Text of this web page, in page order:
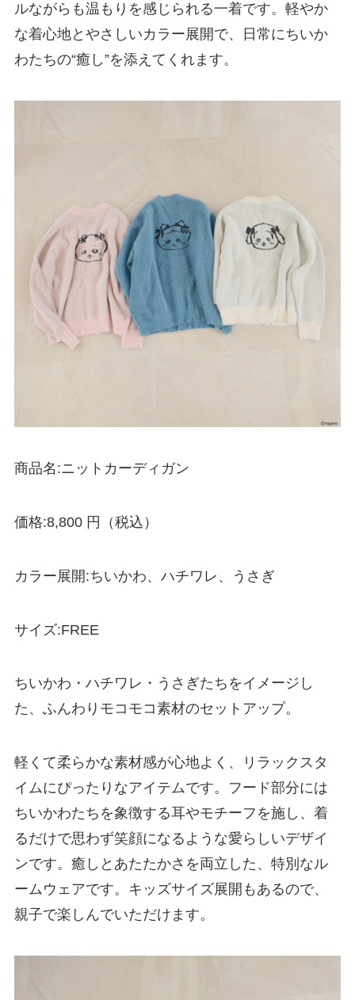
ルながらも温もりを感じられる一着です。軽やか
な着心地とやさしいカラー展開で、日常にちいか
わたちの“癒し”を添えてくれます。
商品名:ニットカーディガン
価格:8,800 円（税込）
カラー展開:ちいかわ、ハチワレ、うさぎ
サイズ:FREE
ちいかわ・ハチワレ・うさぎたちをイメージし
た、ふんわりモコモコ素材のセットアップ。
軽くて柔らかな素材感が心地よく、リラックスタ
イムにぴったりなアイテムです。フード部分には
ちいかわたちを象徴する耳やモチーフを施し、着
るだけで思わず笑顔になるような愛らしいデザイ
ンです。癒しとあたたかさを両立した、特別なル
ームウェアです。キッズサイズ展開もあるので、
親子で楽しんでいただけます。